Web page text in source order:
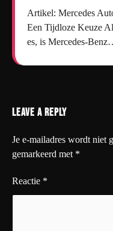
Artikel: Mercedes Auto Kopen Mercedes Auto Kopen:
Een Tijdloze Keuze
es, is Mercedes-
Leave a Reply
Je e-mailadres wordt niet
gemarkeerd met *
Reactie *